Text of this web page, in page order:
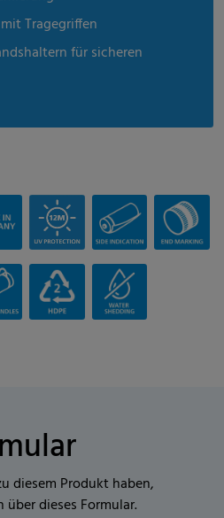
Tragegriffen
für sicheren
diesem Produkt haben,
dieses Formular.